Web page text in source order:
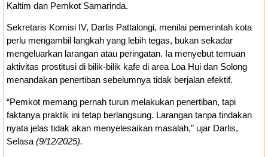
Kaltim dan Pemkot Samarinda.
Sekretaris Komisi IV, Darlis Pattalongi, menilai pemerintah kota
perlu mengambil langkah yang lebih tegas, bukan sekadar
mengeluarkan larangan atau peringatan. Ia menyebut temuan
aktivitas prostitusi di bilik-bilik kafe di area Loa Hui dan Solong
menandakan penertiban sebelumnya tidak berjalan efektif.
“Pemkot memang pernah turun melakukan penertiban, tapi
faktanya praktik ini tetap berlangsung. Larangan tanpa tindakan
nyata jelas tidak akan menyelesaikan masalah,” ujar Darlis,
Selasa (9/12/2025).